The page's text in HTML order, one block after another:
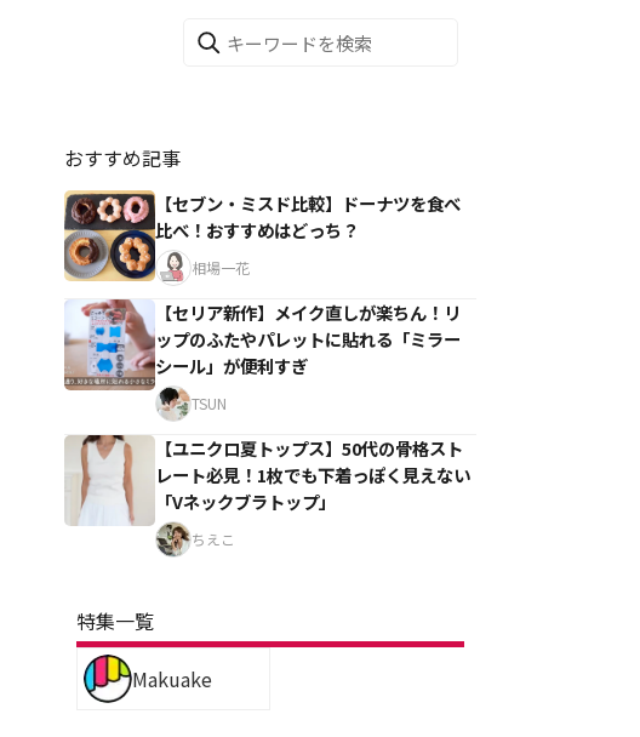
おすすめ記事
【セブン・ミスド比較】ドーナツを食べ
比べ！おすすめはどっち？
相場一花
【セリア新作】メイク直しが楽ちん！リ
ップのふたやパレットに貼れる「ミラー
シール」が便利すぎ
TSUN
【ユニクロ夏トップス】50代の骨格スト
レート必見！1枚でも下着っぽく見えない
「Vネックブラトップ」
ちえこ
特集一覧
Makuake